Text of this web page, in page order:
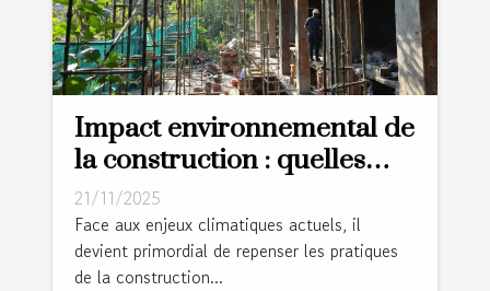
Impact environnemental de
la construction : quelles
innovations ?
21/11/2025
Face aux enjeux climatiques actuels, il
devient primordial de repenser les pratiques
de la construction...